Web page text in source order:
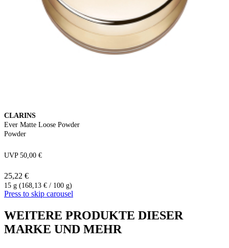
CLARINS
Ever Matte Loose Powder
Powder
UVP 50,00 €
25,22 €
15 g (168,13 € / 100 g)
Press to skip carousel
WEITERE PRODUKTE DIESER
MARKE UND MEHR